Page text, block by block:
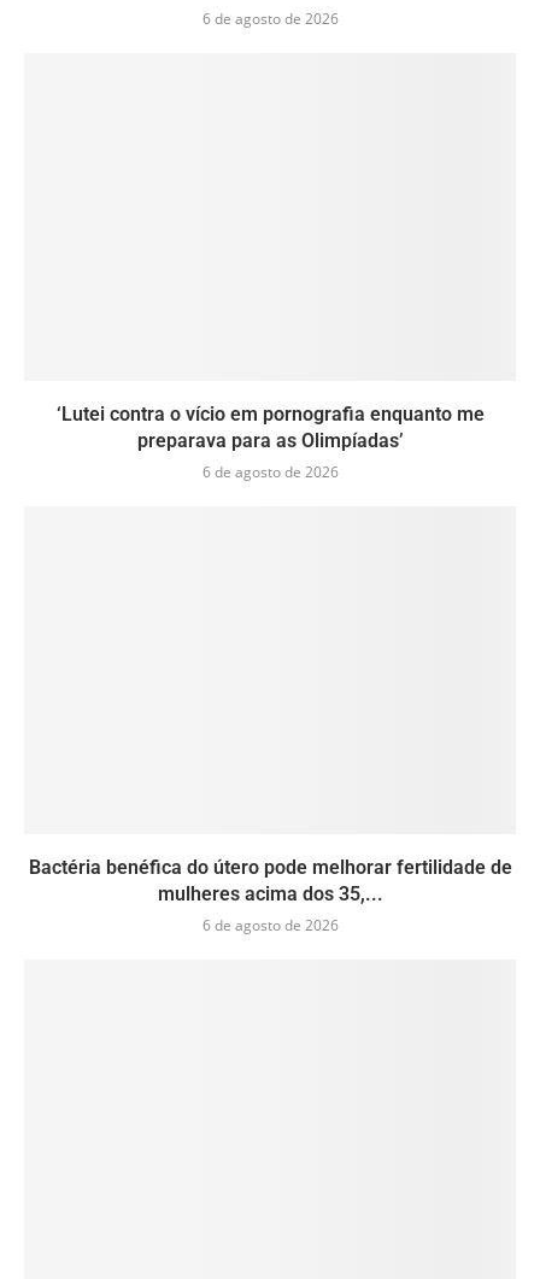
6 de agosto de 2026
‘Lutei contra o vício em pornografia enquanto me
preparava para as Olimpíadas’
6 de agosto de 2026
Bactéria benéfica do útero pode melhorar fertilidade de
mulheres acima dos 35,...
6 de agosto de 2026